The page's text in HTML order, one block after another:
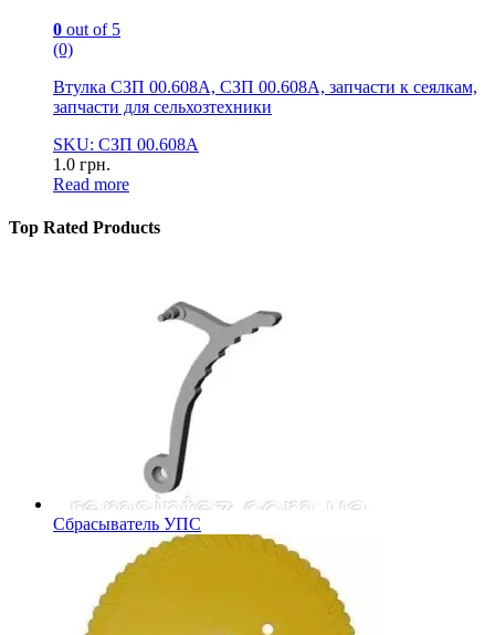
0 out of 5
(0)
Втулка СЗП 00.608А, СЗП 00.608А, запчасти к сеялкам,
запчасти для сельхозтехники
SKU: СЗП 00.608А
1.0 грн.
Read more
Top Rated Products
Сбрасыватель УПС